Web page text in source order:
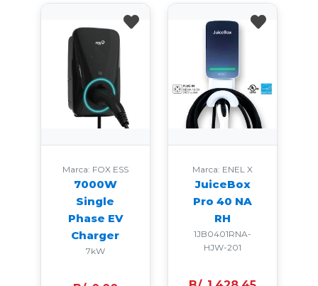
Marca: FOX ESS
7000W
Single
Phase EV
Charger
7kW
Marca: ENEL X
JuiceBox
Pro 40 NA
RH
1JB0401RNA-
HJW-201